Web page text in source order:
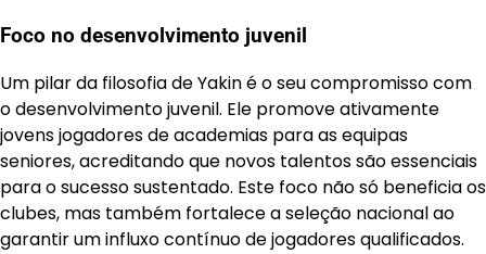
Foco no desenvolvimento juvenil
Um pilar da filosofia de Yakin é o seu compromisso com
o desenvolvimento juvenil. Ele promove ativamente
jovens jogadores de academias para as equipas
seniores, acreditando que novos talentos são essenciais
para o sucesso sustentado. Este foco não só beneficia os
clubes, mas também fortalece a seleção nacional ao
garantir um influxo contínuo de jogadores qualificados.